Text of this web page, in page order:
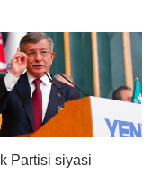
Partisi siyasi